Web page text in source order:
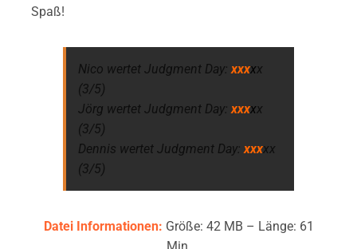
Spaß!
Nico wertet Judgment Day: xxxxx
(3/5)
Jörg wertet Judgment Day: xxxxx
(3/5)
Dennis wertet Judgment Day: xxxxx
(3/5)
Datei Informationen: Größe: 42 MB – Länge: 61
Min.